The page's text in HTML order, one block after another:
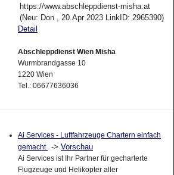
https://www.abschleppdienst-misha.at
(Neu: Don , 20.Apr 2023 LinkID: 2965390)
Detail
Abschleppdienst Wien Misha
Wurmbrandgasse 10
1220 Wien
Tel.: 06677636036
Ai Services - Luftfahrzeuge Chartern einfach
gemacht -> Vorschau
Ai Services ist Ihr Partner für gecharterte
Flugzeuge und Helikopter aller